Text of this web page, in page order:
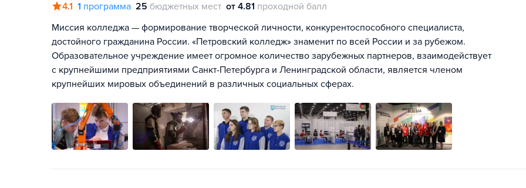
4.1 1 программа 25 бюджетных мест от 4.81 проходной балл
Миссия колледжа — формирование творческой личности, конкурентоспособного специалиста,
достойного гражданина России. «Петровский колледж» знаменит по всей России и за рубежом.
Образовательное учреждение имеет огромное количество зарубежных партнеров, взаимодействует
с крупнейшими предприятиями Санкт-Петербурга и Ленинградской области, является членом
крупнейших мировых объединений в различных социальных сферах.